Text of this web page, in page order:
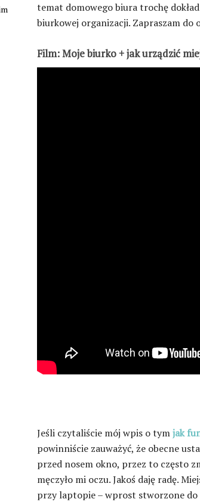
temat domowego biura trochę
biurkowej organizacji. Zapraszam do
Film: Moje biurko + jak urządzić
Jeśli czytaliście mój wpis o tymjak
powinniście zauważyć, że obecne
przed nosem okno, przez to często
męczyło mi oczu. Jakoś daję radę.
przy laptopie – wprost stworzone do